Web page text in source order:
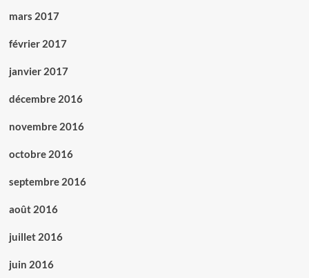
mars 2017
février 2017
janvier 2017
décembre 2016
novembre 2016
octobre 2016
septembre 2016
août 2016
juillet 2016
juin 2016